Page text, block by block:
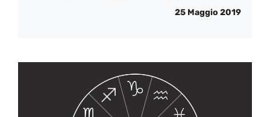
25 Maggio 2019